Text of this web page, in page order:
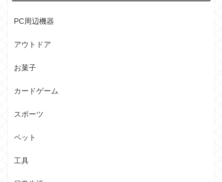
PC周辺機器
アウトドア
お菓子
カードゲーム
スポーツ
ペット
工具